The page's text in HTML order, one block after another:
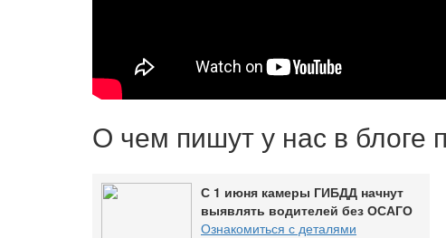
О чем пишут у нас в блоге
С 1 июня камеры ГИБДД начнут
выявлять водителей без ОСАГО
Ознакомиться с деталями